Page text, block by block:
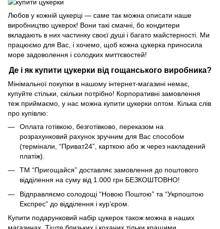
Любов у кожній цукерці — саме так можна описати наше
виробництво цукерок! Вони такі смачні, бо кондитери
вкладають в них частинку своєї душі і багато майстерності. Ми
працюємо для Вас, і хочемо, щоб кожна цукерка приносила
море задоволення і солодких миттєвостей!
Де і як купити цукерки від гощанського виробника?
Мінімальної покупки в нашому інтернет-магазині немає,
купуйте стільки, скільки потрібно! Корпоративні замовлення
теж приймаємо, у нас можна купити цукерки оптом. Кілька слів
про купівлю:
Оплата готівкою, безготівково, переказом на
розрахунковий рахунок зручним для Вас способом
(термінали, “Приват24”, карткою або ж через накладений
платіж).
ТМ “Пригощайся” доставляє замовлення до поштового
відділення на суму від 1.000 грн БЕЗКОШТОВНО!
Відправляємо солодощі “Новою Поштою” та “Укрпоштою
Експрес” до відділення і кур’єром.
Купити подарунковий набір цукерок також можна в наших